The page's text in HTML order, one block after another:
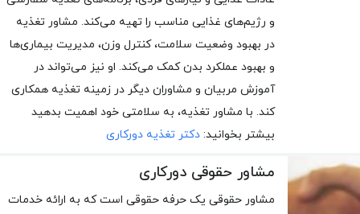
و رژیم‌های غذایی مناسب را تهیه می‌کند. مشاور تغذیه
در بهبود وضعیت سلامت، کنترل وزن، مدیریت بیماری‌ها
و بهبود عملکرد بدن کمک می‌کند. او نیز می‌تواند در
آموزش مربیان و مشاوران دیگر در زمینه تغذیه همکاری
کند. با مشاور تغذیه، به سلامتی خود اهمیت بدهید
بیشتر بخوانید: دکتر تغذیه دورکاری
مشاور حقوقی دورکاری
مشاور حقوقی یک حرفه حقوقی است که به ارائه خدمات